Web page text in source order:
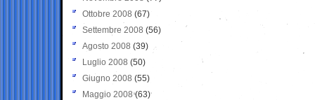
Ottobre 2008 (67)
Settembre 2008 (56)
Agosto 2008 (39)
Luglio 2008 (50)
Giugno 2008 (55)
Maggio 2008(63)